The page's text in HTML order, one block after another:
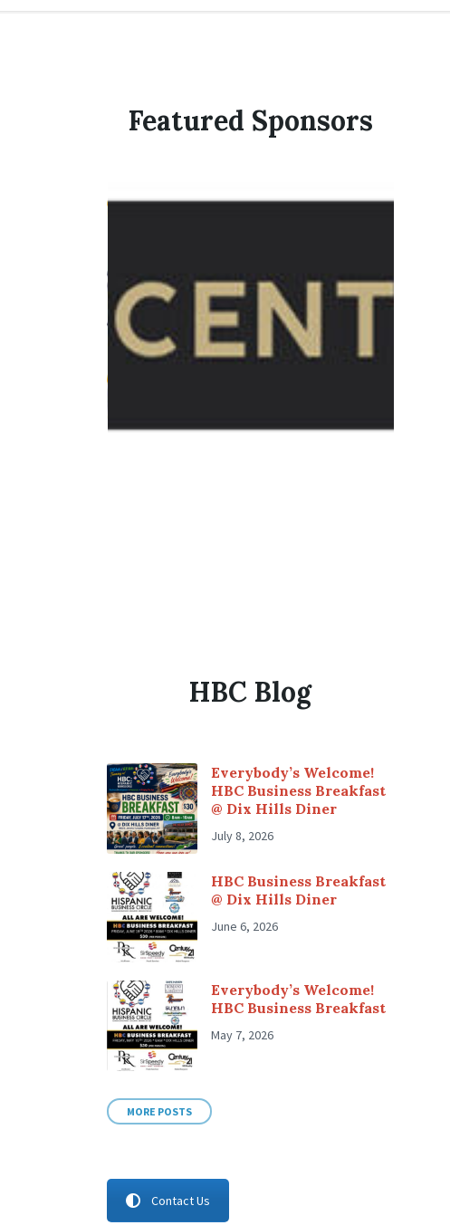
Featured Sponsors
HBC Blog
Everybody’s Welcome!
HBC Business Breakfast
@ Dix Hills Diner
July 8, 2026
HBC Business Breakfast
@ Dix Hills Diner
June 6, 2026
Everybody’s Welcome!
HBC Business Breakfast
May 7, 2026
MORE POSTS
Contact Us